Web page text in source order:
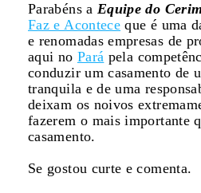
Parabéns a Equipe do
Faz e Acontece que é uma
e renomadas empresas de
aqui no Pará pela
conduzir um casamento de
tranquila e de uma
deixam os noivos
fazerem o mais importante
casamento.
Se gostou curte e comenta.